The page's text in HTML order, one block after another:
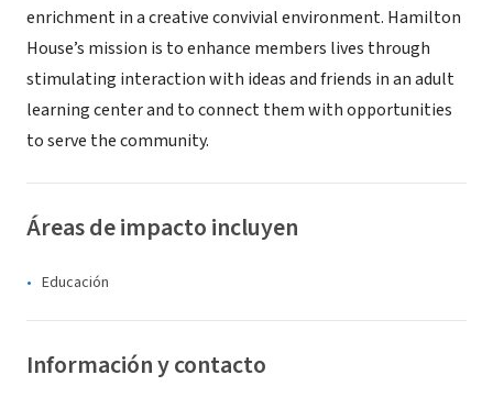
enrichment in a creative convivial environment. Hamilton
House’s mission is to enhance members lives through
stimulating interaction with ideas and friends in an adult
learning center and to connect them with opportunities
to serve the community.
Áreas de impacto incluyen
Educación
Información y contacto